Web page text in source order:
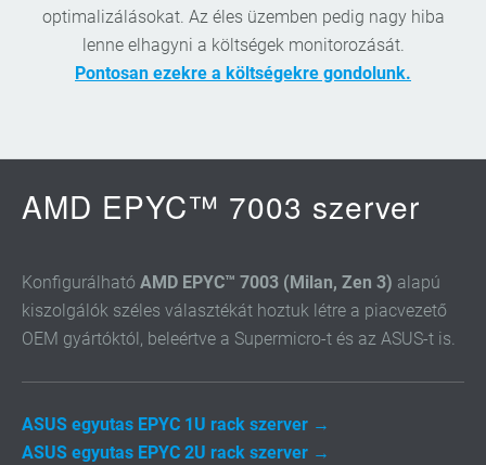
optimalizálásokat. Az éles üzemben pedig nagy hiba
lenne elhagyni a költségek monitorozását.
Pontosan ezekre a költségekre gondolunk.
AMD EPYC™ 7003 szerver
Konfigurálható AMD EPYC™ 7003 (Milan, Zen 3) alapú
kiszolgálók széles választékát hoztuk létre a piacvezető
OEM gyártóktól, beleértve a Supermicro-t és az ASUS-t is.
ASUS egyutas EPYC 1U rack szerver →
ASUS egyutas EPYC 2U rack szerver →